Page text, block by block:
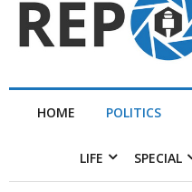
HOME POLITICS
LIFE SPECIAL